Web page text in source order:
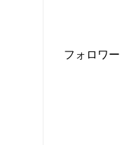
フォロワー